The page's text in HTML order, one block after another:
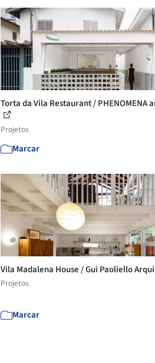
Torta da Vila Restaurant / PHENOMENA
Projetos
Marcar
Vila Madalena House / Gui Paoliello
Projetos
Marcar